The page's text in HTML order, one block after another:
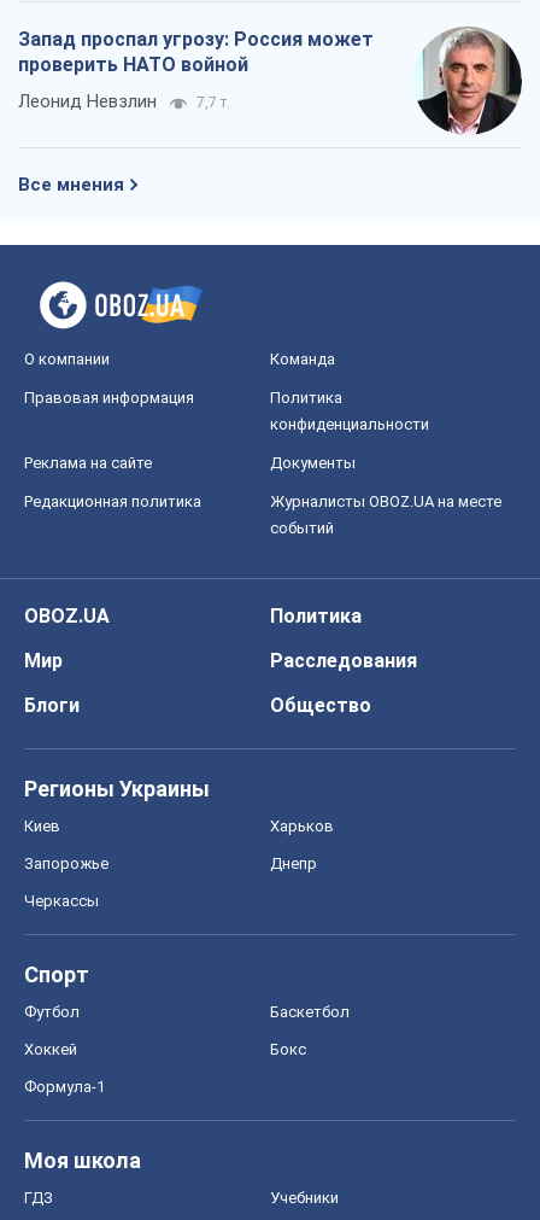
Запад проспал угрозу: Россия может
проверить НАТО войной
Леонид Невзлин 7,7 т.
Все мнения
О компании Команда
Правовая информация
Политика
конфиденциальности
Реклама на сайте Документы
Редакционная политика
Журналисты OBOZ.UA на месте
событий
OBOZ.UA
Политика
Мир
Расследования
Блоги
Общество
Регионы Украины
Киев Харьков
Запорожье Днепр
Черкассы
Спорт
Футбол Баскетбол
Хоккей Бокс
Формула-1
Моя школа
ГДЗ Учебники